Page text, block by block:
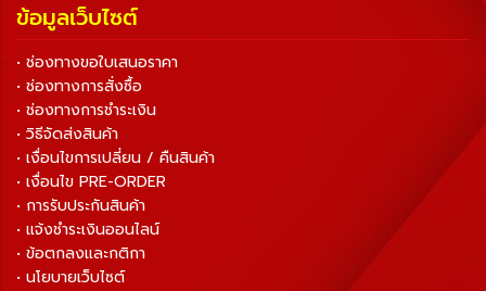
ข้อมูลเว็บไซต์
• ช่องทางขอใบเสนอราคา
• ช่องทางการสั่งซื้อ
• ช่องทางการชำระเงิน
• วิธีจัดส่งสินค้า
• เงื่อนไขการเปลี่ยน / คืนสินค้า
• เงื่อนไข PRE-ORDER
• การรับประกันสินค้า
• แจ้งชำระเงินออนไลน์
• ข้อตกลงและกติกา
• นโยบายเว็บไซต์